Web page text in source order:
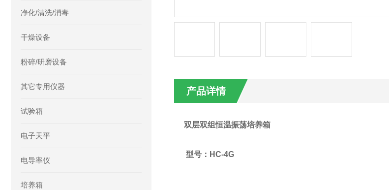
净化/清洗/消毒
干燥设备
粉碎/研磨设备
其它专用仪器
试验箱
电子天平
电导率仪
培养箱
产品详情
双层双组恒温振荡培养箱
型号： HC-4G